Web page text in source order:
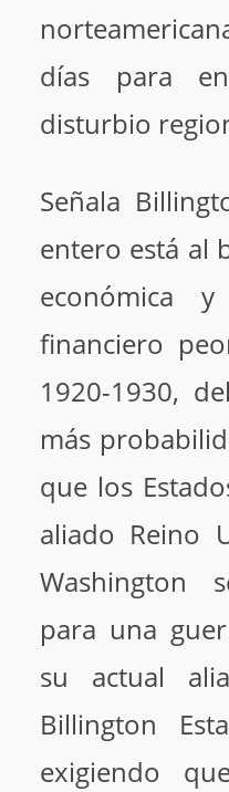
días para
disturbio
Señala
entero está al
económica
financiero
1920-1930,
más
que los
aliado Reino
Washington
para una
su actual
Billington
exigiendo